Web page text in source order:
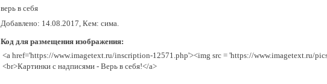
верь в себя
Добавлено: 14.08.2017, Кем: сима.
Код для размещения изображения:
<a href='https://www.imagetext.ru/inscription-12571.php'><img src = 'https://www.imagetext.ru/
<br>Картинки с надписями - Верь в себя!</a>